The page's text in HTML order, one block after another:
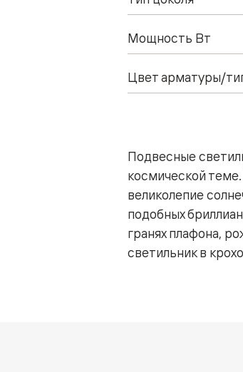
Мощность Вт
Цвет арматуры/
Подвесные
космической
великолепие
подобных
гранях плафона,
светильник в